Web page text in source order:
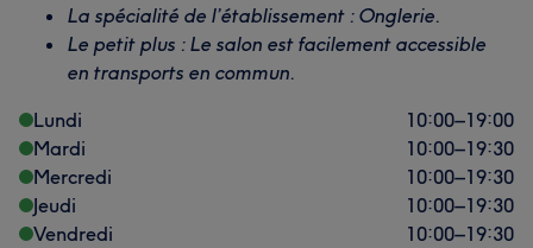
La spécialité de l’établissement : Onglerie.
Le petit plus : Le salon est facilement accessible
en transports en commun.
Lundi
10:00–19:00
Mardi
10:00–19:30
Mercredi
10:00–19:30
Jeudi
10:00–19:30
Vendredi
10:00–19:30